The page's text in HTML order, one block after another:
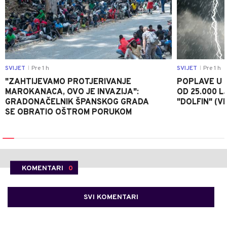
SVIJET Pre 1 h
"ZAHTIJEVAMO PROTJERIVANJE
MAROKANACA, OVO JE INVAZIJA":
GRADONAČELNIK ŠPANSKOG GRADA
SE OBRATIO OŠTROM PORUKOM
SVIJET Pre 1 h
POPLAVE U
OD 25.000
"DOLFIN"
KOMENTARI 0
SVI KOMENTARI